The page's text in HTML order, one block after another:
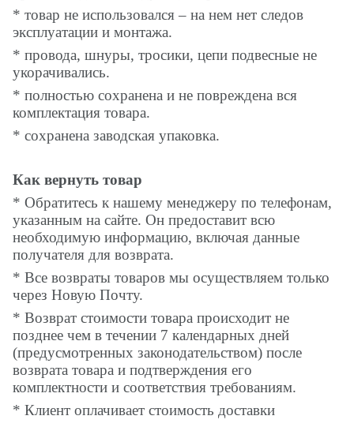
* товар не использовался – на нем нет следов
эксплуатации и монтажа.
* провода, шнуры, тросики, цепи подвесные не
укорачивались.
* полностью сохранена и не повреждена вся
комплектация товара.
* сохранена заводская упаковка.
Как вернуть товар
* Обратитесь к нашему менеджеру по телефонам,
указанным на сайте. Он предоставит всю
необходимую информацию, включая данные
получателя для возврата.
* Все возвраты товаров мы осуществляем только
через Новую Почту.
* Возврат стоимости товара происходит не
позднее чем в течении 7 календарных дней
(предусмотренных законодательством) после
возврата товара и подтверждения его
комплектности и соответствия требованиям.
* Клиент оплачивает стоимость доставки